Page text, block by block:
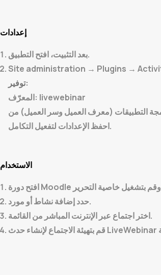
إعدادات
بعد التثبيت، افتح التطبيق.
Site administration → Plugins →
توفير:
المعرّف: livewebinar
التطبيقات
احفظ الإعدادات لتفعيل التكامل.
الاستخدام
حددإضافة نشاط أو مورد.
اختر اجتماع عبر الإنترنت المباشر
من القائمة.